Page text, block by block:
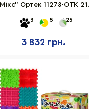
Мікс" Ортек 11278-OTK 21
3 5 25
3 832 грн.